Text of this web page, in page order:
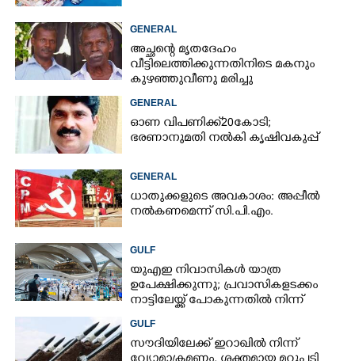
GENERAL
അച്ഛന്റെ മൃതദേഹം
വീട്ടിലെത്തിക്കുന്നതിനിടെ മകനും
കുഴഞ്ഞുവീണു മരിച്ചു
GENERAL
ഓണ വിപണിക്ക് 20കോടി;
ഭരണാനുമതി നൽകി കൃഷിവകുപ്പ്
GENERAL
ധാതുക്കളുടെ അവകാശം: അപ്പീൽ
നൽകണമെന്ന് സി.പി.എം.
GULF
യുഎഇ നിവാസികൾ യാത്ര
ഉപേക്ഷിക്കുന്നു; പ്രവാസികളടക്കം
നാട്ടിലേയ്ക്ക് പോകുന്നതിൽ നിന്ന്
GULF
സൗദിയിലേക്ക് ഇറാഖിൽ നിന്ന്